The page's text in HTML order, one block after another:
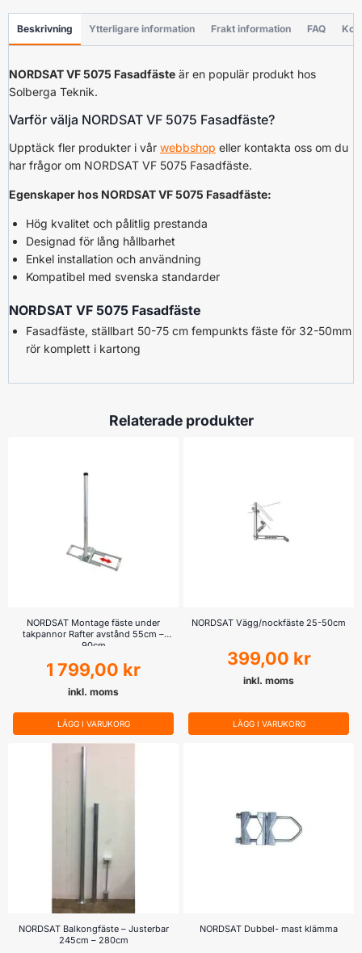
Beskrivning Ytterligare information Frakt information FAQ
NORDSAT VF 5075 Fasadfäste är en populär produkt hos
Solberga Teknik.
Varför välja NORDSAT VF 5075 Fasadfäste?
Upptäck fler produkter i vår webbshop eller kontakta oss om du
har frågor om NORDSAT VF 5075 Fasadfäste.
Egenskaper hos NORDSAT VF 5075 Fasadfäste:
Hög kvalitet och pålitlig prestanda
Designad för lång hållbarhet
Enkel installation och användning
Kompatibel med svenska standarder
NORDSAT VF 5075 Fasadfäste
Fasadfäste, ställbart 50-75 cm fempunkts fäste för 32-50mm
rör komplett i kartong
Relaterade produkter
NORDSAT Montage fäste under
takpannor Rafter avstånd 55cm –
90cm
1 799,00 kr
inkl. moms
LÄGG I VARUKORG
NORDSAT Vägg/nockfäste 25-50cm
399,00 kr
inkl. moms
LÄGG I VARUKORG
NORDSAT Balkongfäste – Justerbar
245cm – 280cm
NORDSAT Dubbel- mast klämma